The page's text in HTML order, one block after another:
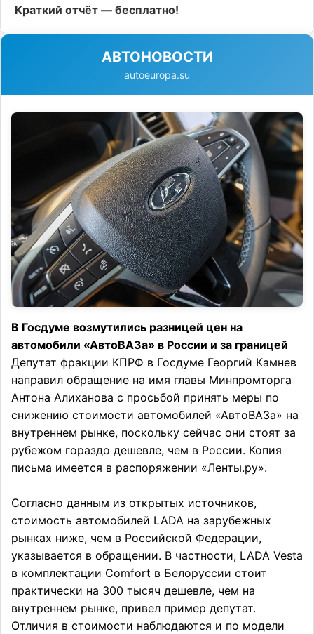
Краткий отчёт — бесплатно!
АВТОНОВОСТИ
autoeuropa.su
В Госдуме возмутились разницей цен на
автомобили «АвтоВАЗа» в России и за границей
Депутат фракции КПРФ в Госдуме Георгий Камнев
направил обращение на имя главы Минпромторга
Антона Алиханова с просьбой принять меры по
снижению стоимости автомобилей «АвтоВАЗа» на
внутреннем рынке, поскольку сейчас они стоят за
рубежом гораздо дешевле, чем в России. Копия
письма имеется в распоряжении «Ленты.ру».
Согласно данным из открытых источников,
стоимость автомобилей LADA на зарубежных
рынках ниже, чем в Российской Федерации,
указывается в обращении. В частности, LADA Vesta
в комплектации Comfort в Белоруссии стоит
практически на 300 тысяч дешевле, чем на
внутреннем рынке, привел пример депутат.
Отличия в стоимости наблюдаются и по модели